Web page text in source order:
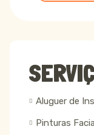
Aluguer de
Pinturas